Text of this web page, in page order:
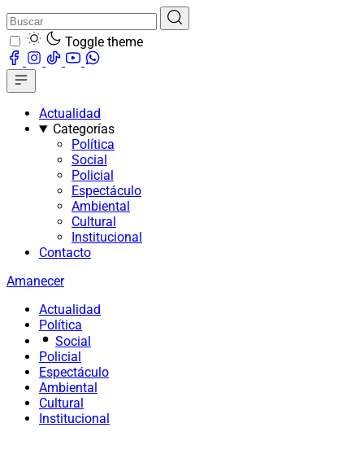
Toggle theme
Actualidad
Categorías
Política
Social
Policial
Espectáculo
Ambiental
Cultural
Institucional
Contacto
Amanecer
Actualidad
Política
Social
Policial
Espectáculo
Ambiental
Cultural
Institucional